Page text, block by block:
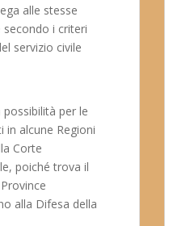
alle stesse
i criteri
servizio civile
possibilità per le
in alcune Regioni
Corte
poiché trova il
alla Difesa della